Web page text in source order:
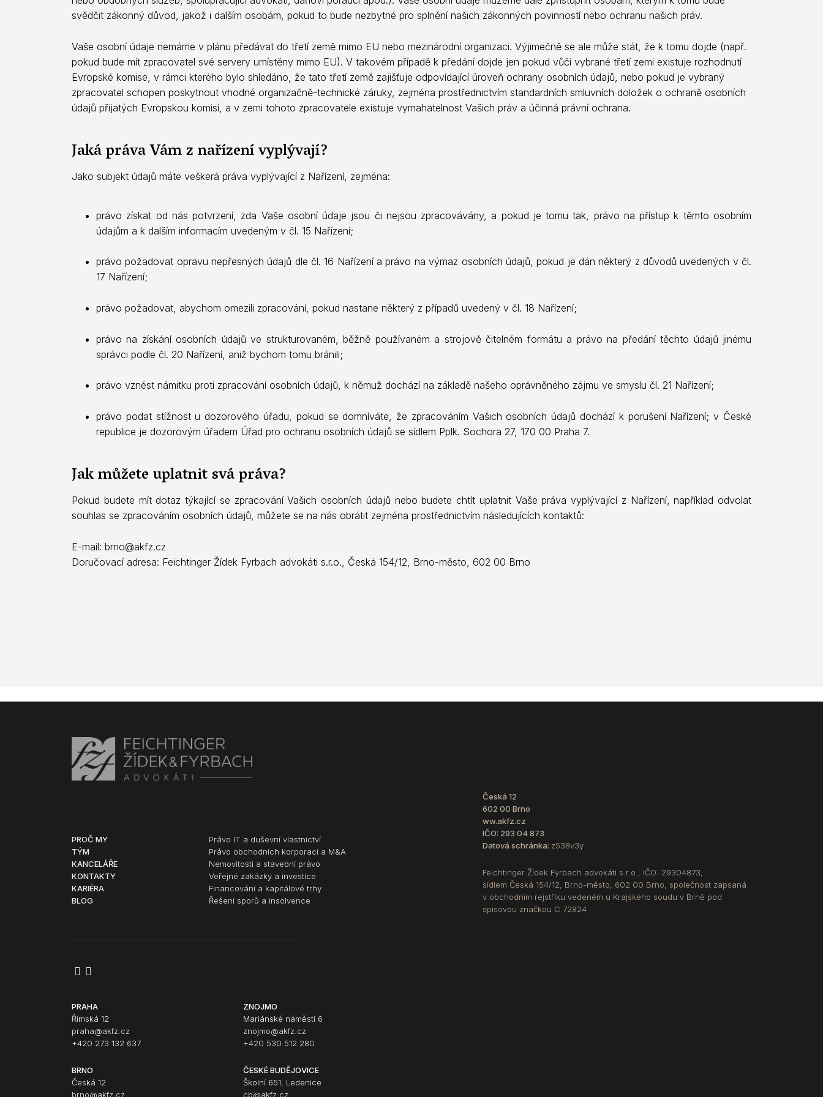
svědčit zákonný důvod, jakož i dalším osobám, pokud to bude nezbytné pro splnění našich zákonných povinností nebo ochranu našich práv.
Vaše osobní údaje nemáme v plánu předávat do třetí země mimo EU nebo mezinárodní organizaci. Výjimečně se ale může stát, že k tomu dojde (např.
pokud bude mít zpracovatel své servery umístěny mimo EU). V takovém případě k předání dojde jen pokud vůči vybrané třetí zemi existuje rozhodnutí
Evropské komise, v rámci kterého bylo shledáno, že tato třetí země zajišťuje odpovídající úroveň ochrany osobních údajů, nebo pokud je vybraný
zpracovatel schopen poskytnout vhodné organizačně-technické záruky, zejména prostřednictvím standardních smluvních doložek o ochraně osobních
údajů přijatých Evropskou komisí, a v zemi tohoto zpracovatele existuje vymahatelnost Vašich práv a účinná právní ochrana.
Jaká práva Vám z nařízení vyplývají?
Jako subjekt údajů máte veškerá práva vyplývající z Nařízení, zejména:
právo získat od nás potvrzení, zda Vaše osobní údaje jsou či nejsou zpracovávány, a pokud je tomu tak, právo na přístup k těmto osobním
údajům a k dalším informacím uvedeným v čl. 15 Nařízení;
právo požadovat opravu nepřesných údajů dle čl. 16 Nařízení a právo na výmaz osobních údajů, pokud je dán některý z důvodů uvedených v čl.
17 Nařízení;
právo požadovat, abychom omezili zpracování, pokud nastane některý z případů uvedený v čl. 18 Nařízení;
právo na získání osobních údajů ve strukturovaném, běžně používaném a strojově čitelném formátu a právo na předání těchto údajů jinému
správci podle čl. 20 Nařízení, aniž bychom tomu bránili;
právo vznést námitku proti zpracování osobních údajů, k němuž dochází na základě našeho oprávněného zájmu ve smyslu čl. 21 Nařízení;
právo podat stížnost u dozorového úřadu, pokud se domníváte, že zpracováním Vašich osobních údajů dochází k porušení Nařízení; v České
republice je dozorovým úřadem Úřad pro ochranu osobních údajů se sídlem Pplk. Sochora 27, 170 00 Praha 7.
Jak můžete uplatnit svá práva?
Pokud budete mít dotaz týkající se zpracování Vašich osobních údajů nebo budete chtít uplatnit Vaše práva vyplývající z Nařízení, například odvolat
souhlas se zpracováním osobních údajů, můžete se na nás obrátit zejména prostřednictvím následujících kontaktů:
E-mail: brno@akfz.cz
Doručovací adresa: Feichtinger Žídek Fyrbach advokáti s.r.o., Česká 154/12, Brno-město, 602 00 Brno
PROČ MY
TÝM
KANCELÁŘE
KONTAKTY
KARIÉRA
BLOG
Právo IT a duševní vlastnictví
Právo obchodních korporací a M&A
Nemovitosti a stavební právo
Veřejné zakázky a investice
Financování a kapitálové trhy
Řešení sporů a insolvence
PRAHA
Římská 12
praha@akfz.cz
+420 273 132 637
BRNO
Česká 12
brno@akfz.cz
ZNOJMO
Mariánské náměstí 6
znojmo@akfz.cz
+420 530 512 280
ČESKÉ BUDĚJOVICE
Školní 651, Ledenice
cb@akfz.cz
Česká 12
602 00 Brno
ww.akfz.cz
IČO: 293 04 873
Datová schránka: z538v3y
Feichtinger Žídek Fyrbach advokáti s.r.o., IČO: 29304873,
sídlem Česká 154/12, Brno-město, 602 00 Brno, společnost zapsaná
v obchodním rejstříku vedeném u Krajského soudu v Brně pod
spisovou značkou C 72824